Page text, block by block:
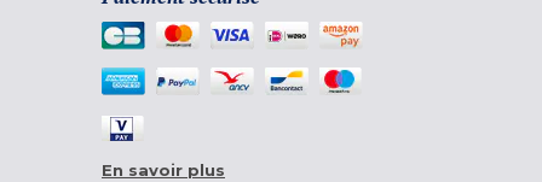
En savoir plus